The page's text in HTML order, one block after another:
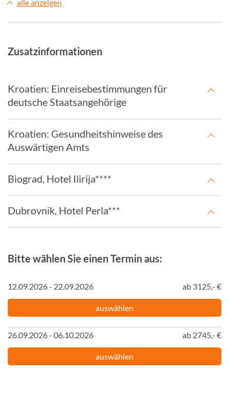
alle anzeigen
Zusatzinformationen
Kroatien: Einreisebestimmungen für
deutsche Staatsangehörige
Kroatien: Gesundheitshinweise des
Auswärtigen Amts
Biograd, Hotel Ilirija****
Dubrovnik, Hotel Perla***
Bitte wählen Sie einen Termin aus:
12.09.2026 - 22.09.2026 ab 3125,- €
auswählen
26.09.2026 - 06.10.2026 ab 2745,- €
auswählen